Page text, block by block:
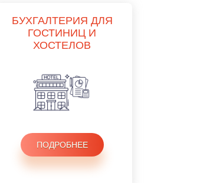
БУХГАЛТЕРИЯ ДЛЯ
ГОСТИНИЦ И
ХОСТЕЛОВ
ПОДРОБНЕЕ